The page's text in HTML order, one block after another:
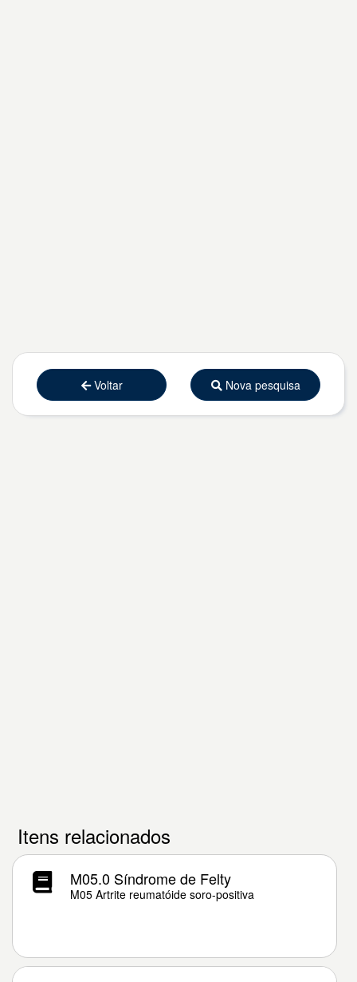
Voltar Nova pesquisa
Itens relacionados
M05.0 Síndrome de Felty
M05 Artrite reumatóide soro-positiva